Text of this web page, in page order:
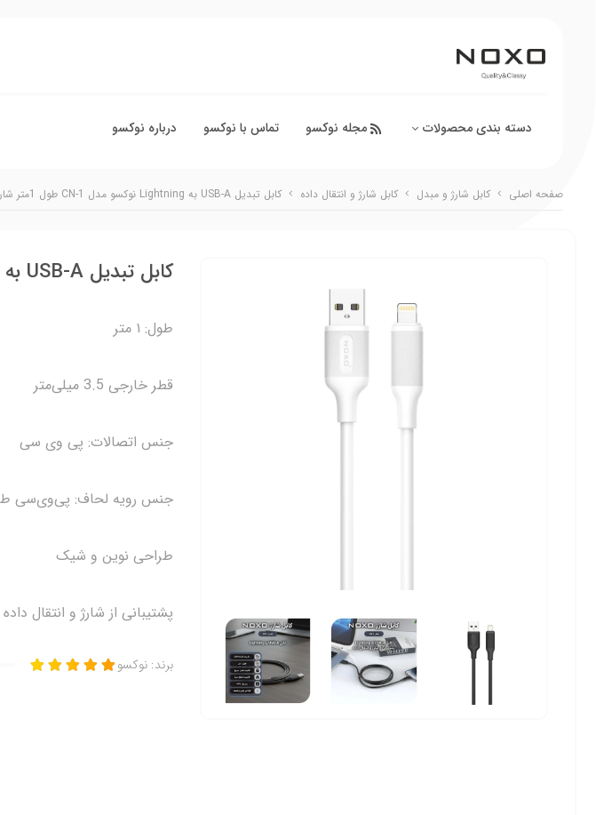
دسته بندی محصولات مجله نوکسو تماس با نوکسو درباره نوکسو
صفحه اصلی کابل شارژ و مبدل کابل شارژ و انتقال داده کابل تبدیل USB-A به Lightning نوکسو مدل CN-1 طول 1متر شارژ سریع 2.4 آمپر
کابل تبدیل USB-A به Lightning نوکسو مدل CN-1 طول 1متر شارژ سریع 2.4 آمپر
طول: ۱ متر
قطر خارجی 3.5 میلی‌متر
جنس اتصالات: پی وی سی
جنس رویه لحاف: پی‌وی‌سی
طراحی نوین و شیک
پشتیبانی از شارژ و انتقال داده
برند: نوکسو